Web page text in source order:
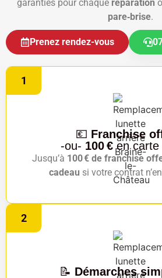
garanties pour chaque réparation
pare‑brise.
Prenez rendez-vous
1
💶 Franchise
-ou- 100 €en carte
Jusqu’à 100 € de franchise
cadeau si votre contrat
2
📝 Démarches